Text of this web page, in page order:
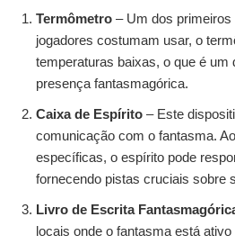
Termômetro – Um dos primeiros
jogadores costumam usar, o
temperaturas baixas, o que é um
presença fantasmagórica.
Caixa de Espírito – Este
comunicação com o fantasma.
específicas, o espírito pode
fornecendo pistas cruciais sobre
Livro de Escrita
locais onde o fantasma está